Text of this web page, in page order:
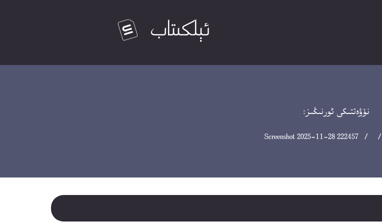
نۆۋەتتىكى ئورنىڭىز:
/ / Screenshot 2025-11-28 222457